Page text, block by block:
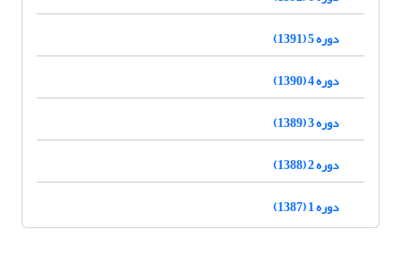
دوره 5 (1391)
دوره 4 (1390)
دوره 3 (1389)
دوره 2 (1388)
دوره 1 (1387)